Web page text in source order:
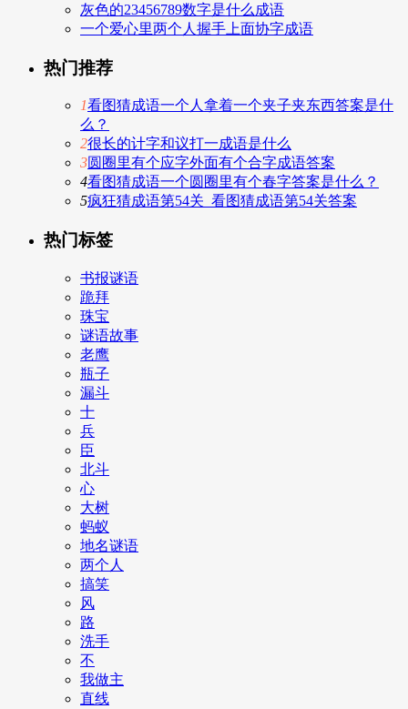
灰色的23456789数字是什么成语
一个爱心里两个人握手上面协字成语
热门推荐
1看图猜成语一个人拿着一个夹子夹东西答案是什
么？
2很长的计字和议打一成语是什么
3圆圈里有个应字外面有个合字成语答案
4看图猜成语一个圆圈里有个春字答案是什么？
5疯狂猜成语第54关_看图猜成语第54关答案
热门标签
书报谜语
跪拜
珠宝
谜语故事
老鹰
瓶子
漏斗
十
兵
臣
北斗
心
大树
蚂蚁
地名谜语
两个人
搞笑
风
路
洗手
不
我做主
直线